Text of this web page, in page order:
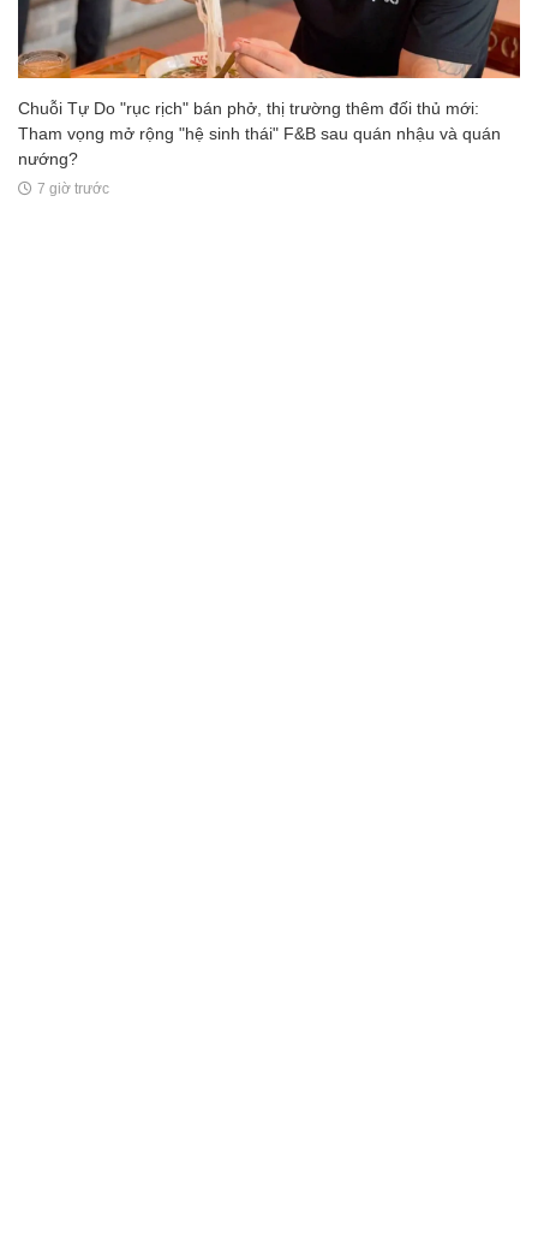
Chuỗi Tự Do "rục rịch" bán phở, thị trường thêm đối thủ mới:
Tham vọng mở rộng "hệ sinh thái" F&B sau quán nhậu và quán
nướng?
7 giờ trước